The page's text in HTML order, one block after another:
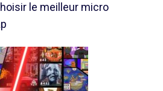
le meilleur micro